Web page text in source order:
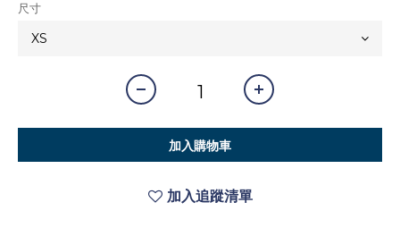
尺寸
加入購物車
加入追蹤清單